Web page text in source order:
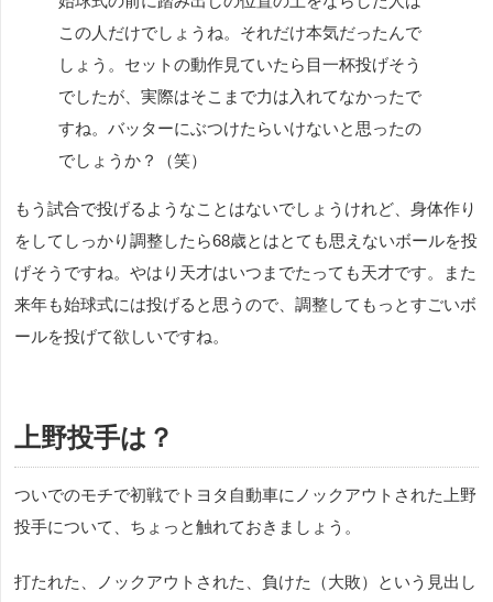
この人だけでしょうね。それだけ本気だったんで
しょう。セットの動作見ていたら目一杯投げそう
でしたが、実際はそこまで力は入れてなかったで
すね。バッターにぶつけたらいけないと思ったの
でしょうか？（笑）
もう試合で投げるようなことはないでしょうけれど、身体作り
をしてしっかり調整したら68歳とはとても思えないボールを投
げそうですね。やはり天才はいつまでたっても天才です。また
来年も始球式には投げると思うので、調整してもっとすごいボ
ールを投げて欲しいですね。
上野投手は？
ついでのモチで初戦でトヨタ自動車にノックアウトされた上野
投手について、ちょっと触れておきましょう。
打たれた、ノックアウトされた、負けた（大敗）という見出し